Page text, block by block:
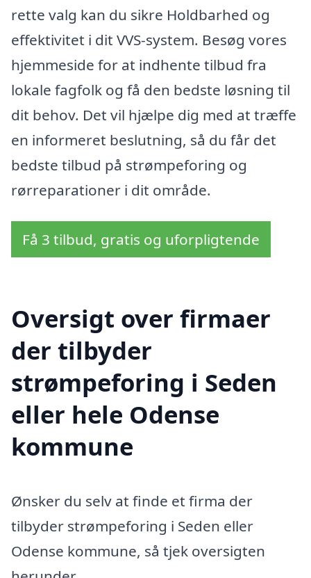
rette valg kan du sikre Holdbarhed og
effektivitet i dit VVS-system. Besøg vores
hjemmeside for at indhente tilbud fra
lokale fagfolk og få den bedste løsning til
dit behov. Det vil hjælpe dig med at træffe
en informeret beslutning, så du får det
bedste tilbud på strømpeforing og
rørreparationer i dit område.
Få 3 tilbud, gratis og uforpligtende
Oversigt over firmaer
der tilbyder
strømpeforing i Seden
eller hele Odense
kommune
Ønsker du selv at finde et firma der
tilbyder strømpeforing i Seden eller
Odense kommune, så tjek oversigten